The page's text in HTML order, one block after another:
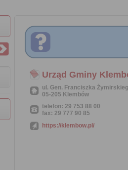
Urząd Gminy
ul. Gen. Franciszka
05-205 Klembów
telefon: 29 753 88 00
fax: 29 777 90 85
https://klembow.pl/